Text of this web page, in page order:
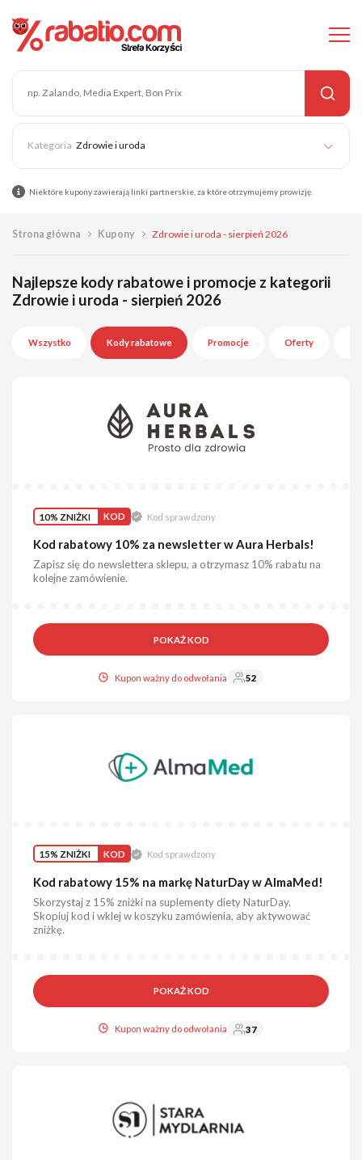
Zdrowie i uroda
Niektóre kupony zawierają linki partnerskie, za które otrzymujemy prowizję.
Strona główna Kupony Zdrowie i uroda - sierpień 2026
Najlepsze kody rabatowe i promocje z kategorii
Zdrowie i uroda - sierpień 2026
Wszystko Kody rabatowe Promocje Oferty
10% ZNIŻKI KOD Kod sprawdzony
Kod rabatowy 10% za newsletter w Aura Herbals!
Zapisz się do newslettera sklepu, a otrzymasz 10% rabatu na
kolejne zamówienie.
POKAŻ KOD
Kupon ważny do odwołania 52
15% ZNIŻKI KOD Kod sprawdzony
Kod rabatowy 15% na markę NaturDay w AlmaMed!
Skorzystaj z 15% zniżki na suplementy diety NaturDay.
Skopiuj kod i wklej w koszyku zamówienia, aby aktywować
zniżkę.
POKAŻ KOD
Kupon ważny do odwołania 37